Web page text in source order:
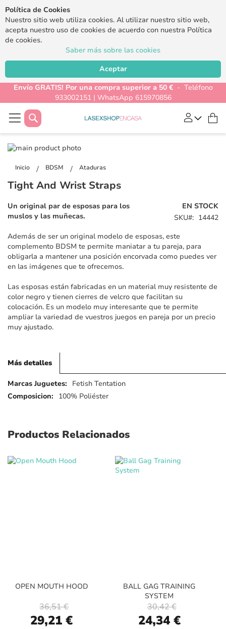
Política de Cookies
Nuestro sitio web utiliza cookies. Al utilizar nuestro sitio web,
acepta nuestro uso de cookies de acuerdo con nuestra Política
de cookies.
Saber más sobre las cookies
Aceptar
Envío GRATIS! Por una compra superior a 50 €- Teléfono
933002151 | WhatsApp 615970856
Buscar
Inicio BDSM Ataduras
Saltar
final
la
de
imágenes
de
galería
de
Tight And Wrist Straps
EN STOCK
SKU
14442
Un original par de esposas para los
muslos y las muñecas.
Además de ser un original modelo de esposas, este
complemento BDSM te permite maniatar a tu pareja, para
obligarla a mantener una posición encorvada como puedes ver
en las imágenes que te ofrecemos.
Las esposas están fabricadas en un material muy resistente de
color negro y tienen cierres de velcro que facilitan su
colocación. Es un modelo muy interesante que te permite
ampliar la variedad de vuestros juegos en pareja por un precio
muy ajustado.
Más detalles
Más
detalles
Fetish Tentation
100% Poliéster
Productos Relacionados
OPEN MOUTH HOOD
Special
Price
29,21 €
36,51 €
BALL GAG TRAINING
SYSTEM
Special
Price
24,34 €
30,42 €